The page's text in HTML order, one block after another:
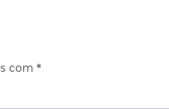
com *